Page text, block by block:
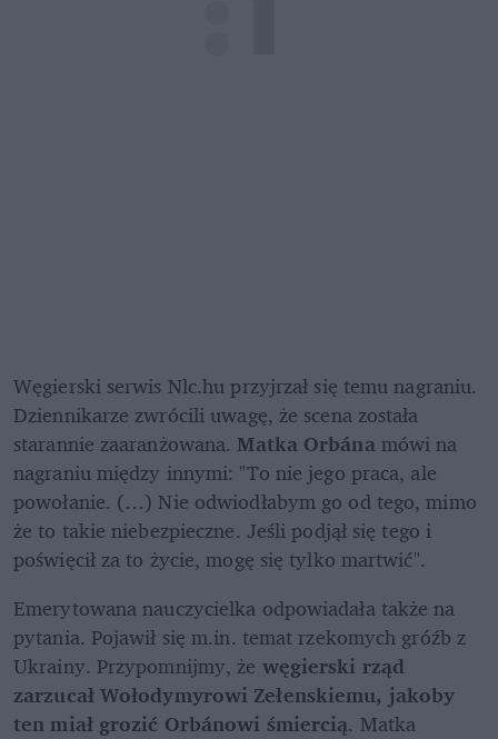
Węgierski serwis Nlc.hu przyjrzał się temu nagraniu.
Dziennikarze zwrócili uwagę, że scena została
starannie zaaranżowana. Matka Orbána mówi na
nagraniu między innymi: "To nie jego praca, ale
powołanie. (…) Nie odwiodłabym go od tego, mimo
że to takie niebezpieczne. Jeśli podjął się tego i
poświęcił za to życie, mogę się tylko martwić".
Emerytowana nauczycielka odpowiadała także na
pytania. Pojawił się m.in. temat rzekomych gróźb z
Ukrainy. Przypomnijmy, że węgierski rząd
zarzucał Wołodymyrowi Zełenskiemu, jakoby
ten miał grozić Orbánowi śmiercią. Matka